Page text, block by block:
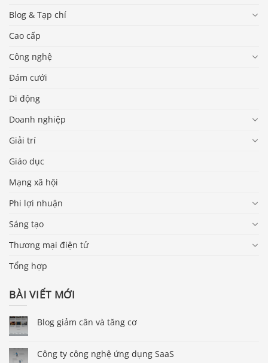
Blog & Tạp chí
Cao cấp
Công nghệ
Đám cưới
Di động
Doanh nghiệp
Giải trí
Giáo dục
Mạng xã hội
Phi lợi nhuận
Sáng tạo
Thương mại điện tử
Tổng hợp
BÀI VIẾT MỚI
Blog giảm cân và tăng cơ
Công ty công nghệ ứng dụng SaaS